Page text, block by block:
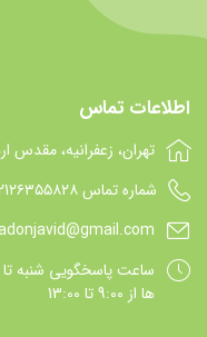
اطلاعات تماس
تهران، زعفرانیه، مقدس
شماره تماس 021۲۶۳۵۵۸۲۸ واتساپ 09339813193
ها از 9:00 تا 13:00